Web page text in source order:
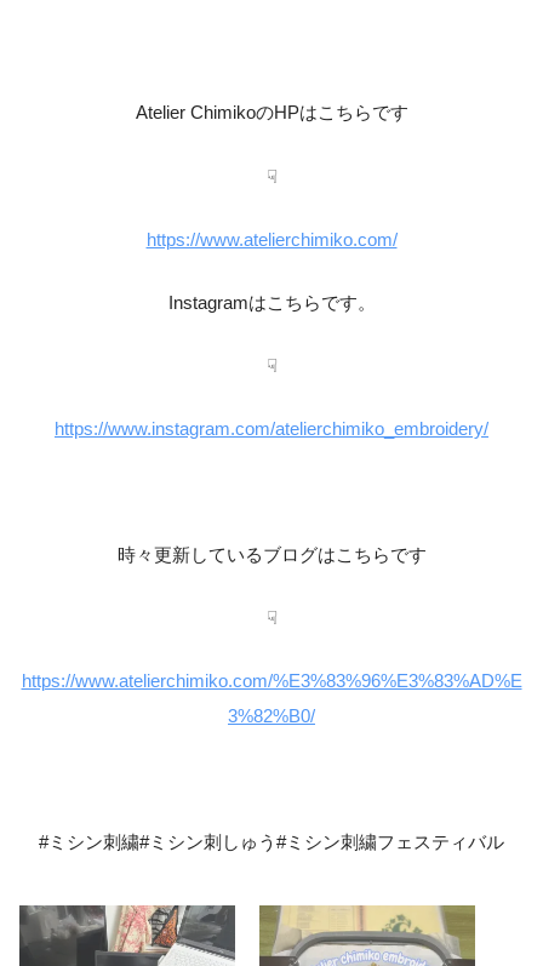
Atelier ChimikoのHPはこちらです
☟
https://www.atelierchimiko.com/
Instagramはこちらです。
☟
https://www.instagram.com/atelierchimiko_embroidery/
時々更新しているブログはこちらです
☟
https://www.atelierchimiko.com/%E3%83%96%E3%83%AD%E
3%82%B0/
#ミシン刺繍#ミシン刺しゅう#ミシン刺繍フェスティバル